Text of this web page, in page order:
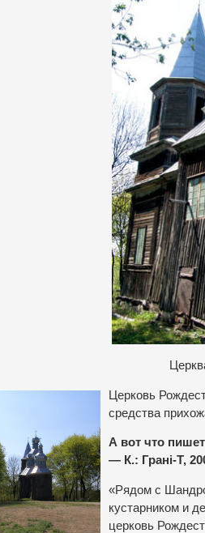
Церковь
средства
А вот что
— К.: Грані-Т,
«Рядом с
кустарником и
церковь